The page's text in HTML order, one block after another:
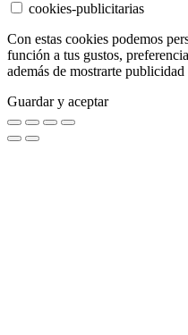
cookies-publicitarias
Con estas cookies podemos
función a tus gustos,
además de mostrarte
Guardar y aceptar